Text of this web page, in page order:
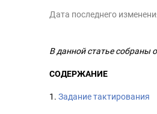
Дата последнего
В данной статье собраны
СОДЕРЖАНИЕ
1. Задание тактирования